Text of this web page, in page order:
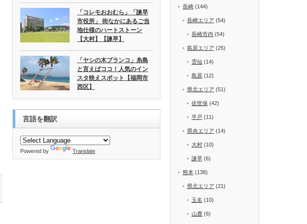
「コレモおおむら」「諫早
市役所」 街なかにあるご当
地仕様のハートストーン
【大村】【諫早】
「ヤシの木ブランコ」糸島
と言えばココ！人気のイン
スタ映えスポット【福岡市
西区】
言語を翻訳
Powered by Translate
長崎 (144)
長崎エリア (54)
長崎市内 (54)
島原エリア (25)
雲仙 (14)
島原 (12)
県北エリア (51)
佐世保 (42)
平戸 (11)
県央エリア (14)
大村 (10)
諫早 (6)
熊本 (138)
県北エリア (21)
玉名 (10)
山鹿 (6)